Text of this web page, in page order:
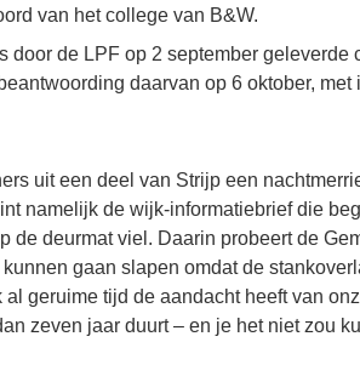
van het college van B&W.
de LPF op 2 september geleverde
daarvan op 6 oktober, met
uit een deel van Strijp een
namelijk de wijk-informatiebrief die
de deurmat viel. Daarin probeert de
gaan slapen omdat de
geruime tijd de aandacht heeft van
zeven jaar duurt – en je het niet zou